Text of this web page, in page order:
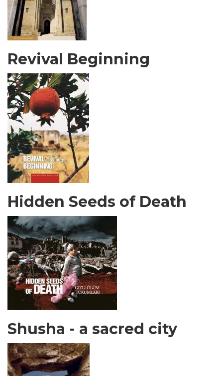
Revival Beginning
Hidden Seeds of Death
Shusha - a sacred city